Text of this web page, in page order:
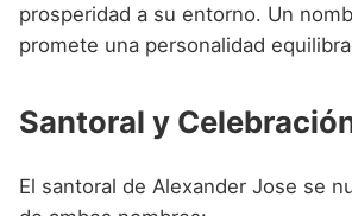
prosperidad a su entorno. Un
promete una personalidad
Santoral y
El santoral de Alexander Jose se